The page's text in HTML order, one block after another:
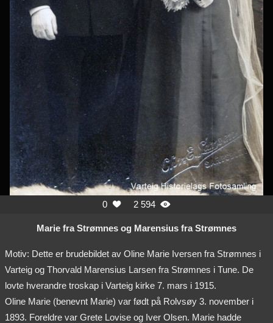
0  2 594 
Marie fra Strømnes og Marensius fra Strømnes
Motiv: Dette er brudebildet av Oline Marie Iversen fra Strømnes i
Varteig og Thorvald Marensius Larsen fra Strømnes i Tune. De
lovte hverandre troskap i Varteig kirke 7. mars i 1915.
Oline Marie (benevnt Marie) var født på Rolvsøy 3. november i
1893. Foreldre var Grete Lovise og Iver Olsen. Marie hadde